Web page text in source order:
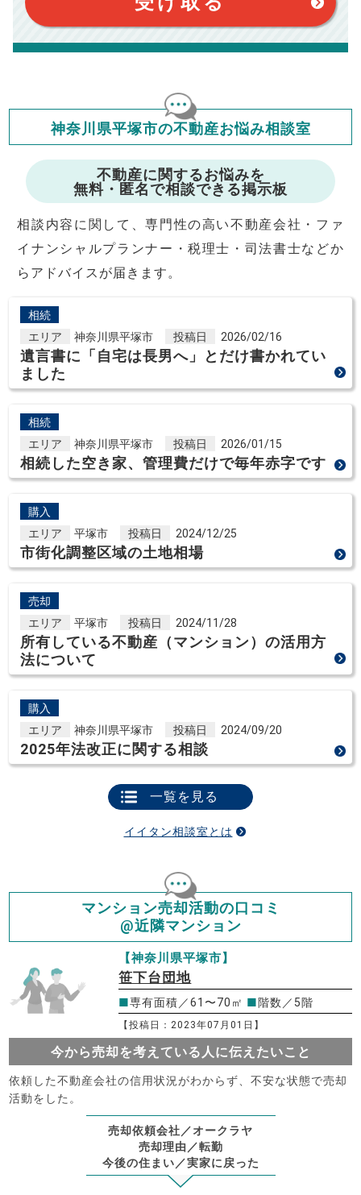
このシミュレーターでの結果は、お借り入れを保証するものでは
ありません。
このシミュレーターをご利用された方の、いかなる損害について
ますが、お借り入れの際に各金融機関にご相談ください。
会員マイページでは
修繕費・管理費の計算もできます
神奈川県平塚市の不動産お悩み相談室
不動産に関するお悩みを
無料・匿名で相談できる掲示板
相談内容に関して、専門性の高い不動産会社・ファ
イナンシャルプランナー・税理士・司法書士などか
らアドバイスが届きます。
相続
エリア
神奈川県平塚市 投稿日 2026/02/16
遺言書に「自宅は長男へ」とだけ書かれてい
ました
相続
エリア
神奈川県平塚市 投稿日 2026/01/15
相続した空き家、管理費だけで毎年赤字です
購入
エリア
平塚市 投稿日 2024/12/25
市街化調整区域の土地相場
売却
エリア
平塚市 投稿日 2024/11/28
所有している不動産（マンション）の活用方
法について
購入
エリア
神奈川県平塚市 投稿日 2024/09/20
2025年法改正に関する相談
一覧を見る
イイタン相談室とは
マンション売却活動の口コミ
@近隣マンション
【神奈川県平塚市】
笹下台団地
■専有面積／61〜70㎡ ■階数／5階
【投稿日：2023年07月01日】
今から売却を考えている人に伝えたいこと
依頼した不動産会社の信用状況がわからず、不安な状態で売却
活動をした。
売却依頼会社／オークラヤ
売却理由／転勤
今後の住まい／実家に戻った